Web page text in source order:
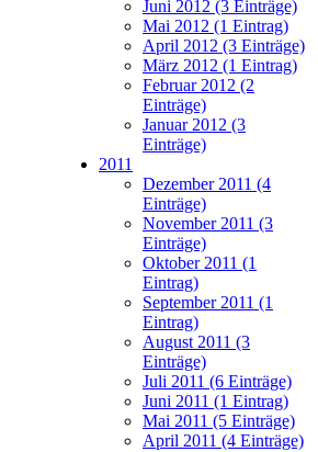
Juni 2012 (3 Einträge)
Mai 2012 (1 Eintrag)
April 2012 (3 Einträge)
März 2012 (1 Eintrag)
Februar 2012 (2
Einträge)
Januar 2012 (3
Einträge)
2011
Dezember 2011 (4
Einträge)
November 2011 (3
Einträge)
Oktober 2011 (1
Eintrag)
September 2011 (1
Eintrag)
August 2011 (3
Einträge)
Juli 2011 (6 Einträge)
Juni 2011 (1 Eintrag)
Mai 2011 (5 Einträge)
April 2011 (4 Einträge)